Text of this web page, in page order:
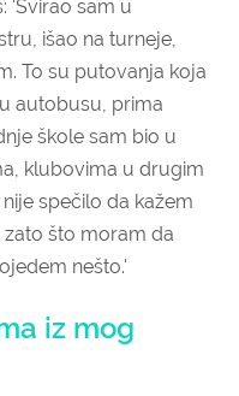
'Svirao sam u
išao na turneje,
To su putovanja koja
autobusu, prima
škole sam bio u
klubovima u drugim
spečilo da kažem
što moram da
nešto.'
iz mog